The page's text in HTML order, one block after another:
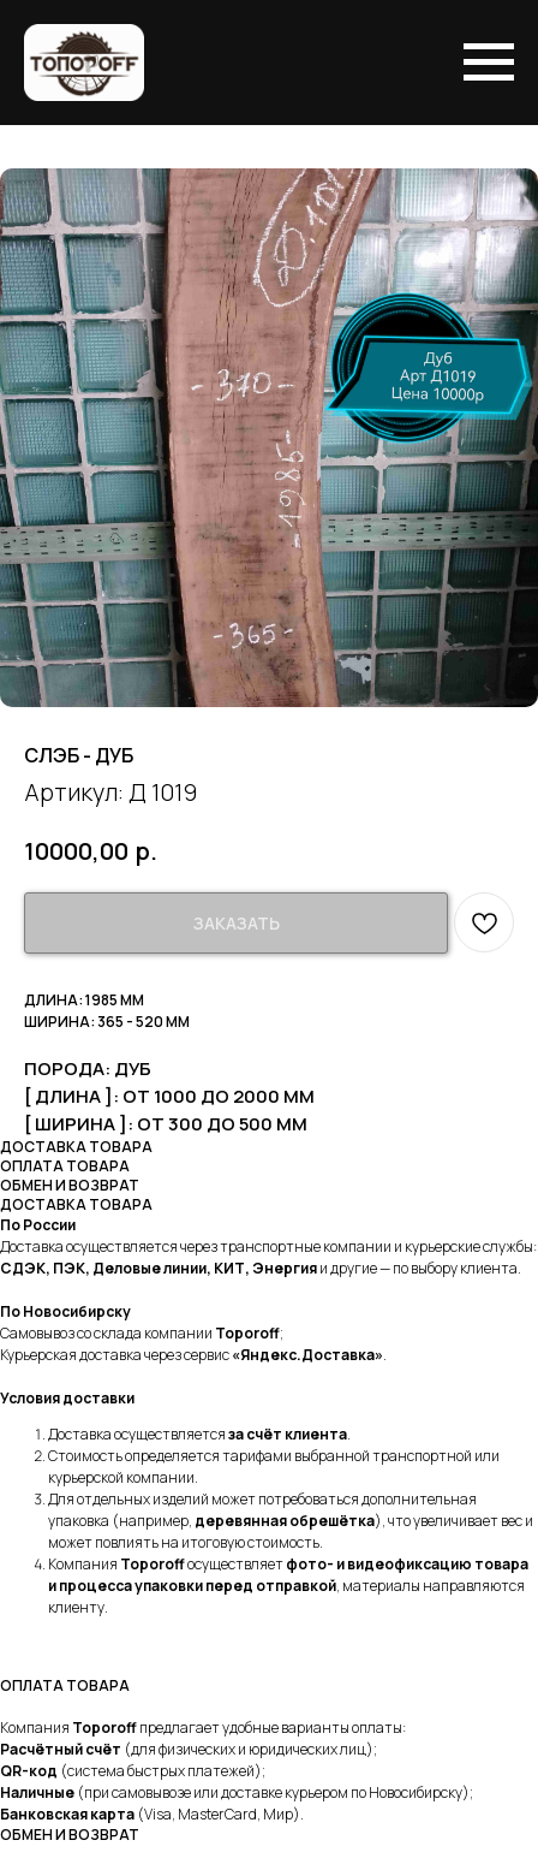
СЛЭБ - ДУБ
Артикул: Д 1019
10000,00 р.
ЗАКАЗАТЬ
ДЛИНА: 1985 ММ
ШИРИНА: 365 - 520 ММ
ПОРОДА: ДУБ
[ ДЛИНА ]: ОТ 1000 ДО 2000 ММ
[ ШИРИНА ]: ОТ 300 ДО 500 ММ
ДОСТАВКА ТОВАРА
ОПЛАТА ТОВАРА
ОБМЕН И ВОЗВРАТ
ДОСТАВКА ТОВАРА
По России
Доставка осуществляется через транспортные компании и курьерские службы:
СДЭК, ПЭК, Деловые линии, КИТ, Энергияи другие — по выбору клиента.
По Новосибирску
Самовывоз со склада компании Toporoff;
Курьерская доставка через сервис«Яндекс.Доставка».
Условия доставки
Доставка осуществляетсяза счёт клиента.
Стоимость определяется тарифами выбранной транспортной или
курьерской компании.
Для отдельных изделий может потребоваться дополнительная
упаковка (например, деревянная обрешётка), что увеличивает вес и
может повлиять на итоговую стоимость.
Компания Toporoffосуществляетфото- и видеофиксацию товара
и процесса упаковки перед отправкой, материалы направляются
клиенту.
ОПЛАТА ТОВАРА
Компания Toporoffпредлагает удобные варианты оплаты:
Расчётный счёт (для физических и юридических лиц);
QR-код (система быстрых платежей);
Наличные (при самовывозе или доставке курьером по Новосибирску);
Банковская карта (Visa, MasterCard, Мир).
ОБМЕН И ВОЗВРАТ